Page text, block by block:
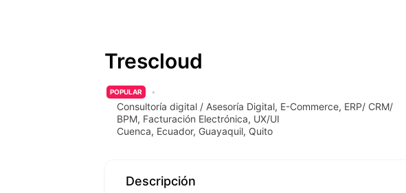
Trescloud
POPULAR
Consultoría digital / Asesoría Digital, E-Commerce, ERP/ CRM/
BPM, Facturación Electrónica, UX/UI
Cuenca, Ecuador, Guayaquil, Quito
Descripción